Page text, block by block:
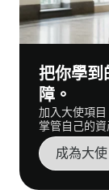
把你學到
障。
加入大使項
掌管自己的
成為大使